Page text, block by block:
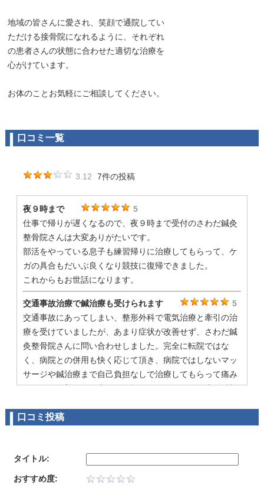
地域の皆さんに愛され、笑顔で通院してい
ただける接骨院になれるように、それぞれ
の患者さんの状態に合わせた適切な治療を
心がけています。
お体のことお気軽にご相談してください。
口コミ一覧
3.12 7件の投稿
夜９時まで
5
仕事で帰りが遅くなるので、夜９時まで受付のさわだ鍼灸
整骨院さんは大変ありがたいです。
部活をやっている息子も練習帰りに治療してもらって、ケ
ガの具合もだいぶ良くなり競技に復帰できました。
これからもお世話になります。
交通事故治療で鍼治療も受けられます
5
交通事故にあってしまい、整形外科で電気治療と牽引の治
療を受けていましたが、あまり症状が改善せず、さわだ鍼
灸整骨院さんに問い合わせしました。完全に転院ではな
く、病院との併用も快く応じて頂き、病院ではしないマッ
サージや鍼治療まで自己負担なしで治療してもらって痛み
もだいぶ改善し、仕事にも復帰できました。鍼治療は希望
です！
交通事故で病院に通院していましたが、その病院は夜６時
で受付終了なので平日は仕事で通院できず、土曜日だけ通
院していました（用事があったりして毎週は行けずに月
口コミ投稿
タイトル:
おすすめ度: